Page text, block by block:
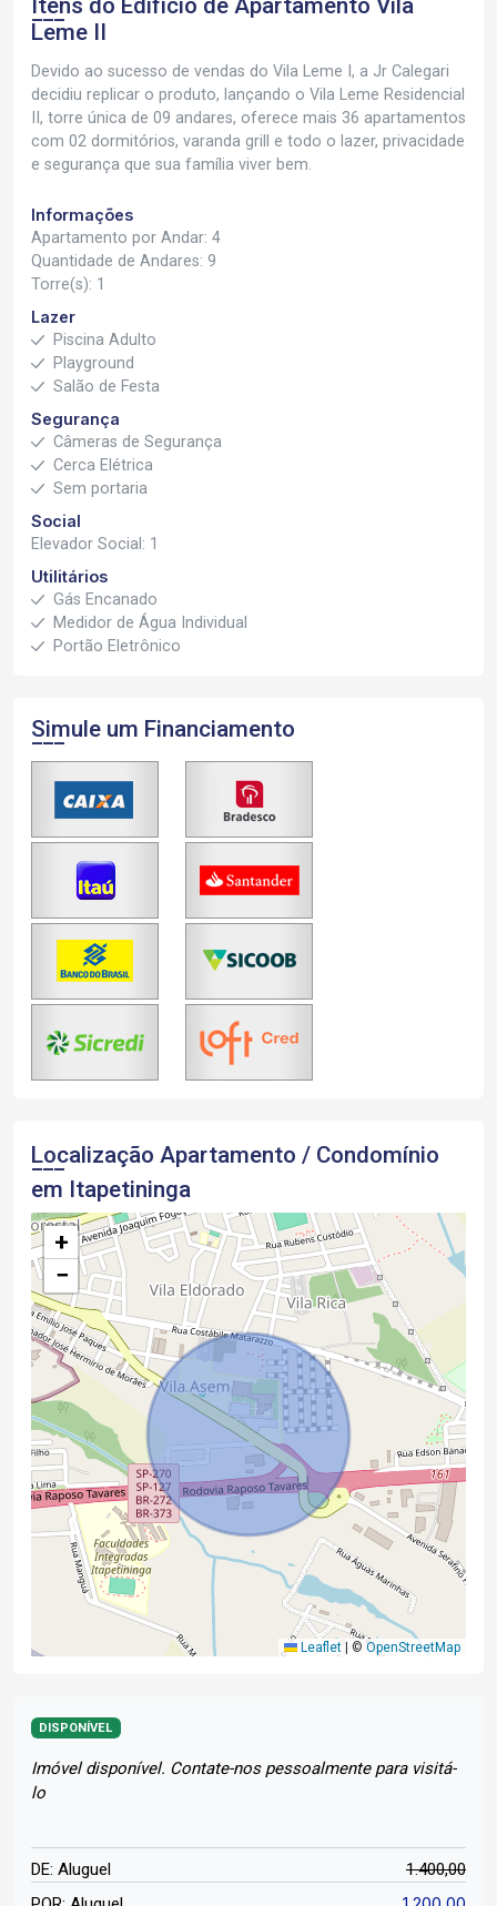
Itens do Edifício de Apartamento Vila
Leme II
Devido ao sucesso de vendas do Vila Leme I, a Jr Calegari
decidiu replicar o produto, lançando o Vila Leme Residencial
II, torre única de 09 andares, oferece mais 36 apartamentos
com 02 dormitórios, varanda grill e todo o lazer, privacidade
e segurança que sua família viver bem.
Informações
Apartamento por Andar: 4
Quantidade de Andares: 9
Torre(s): 1
Lazer
Piscina Adulto
Playground
Salão de Festa
Segurança
Câmeras de Segurança
Cerca Elétrica
Sem portaria
Social
Elevador Social: 1
Utilitários
Gás Encanado
Medidor de Água Individual
Portão Eletrônico
Simule um Financiamento
Localização Apartamento / Condomínio
em Itapetininga
+
−
Leaflet © OpenStreetMap
DISPONÍVEL
Imóvel disponível. Contate-nos pessoalmente para visitá-
lo
DE: Aluguel
1.400,00